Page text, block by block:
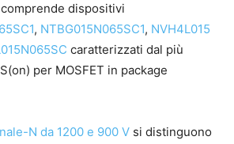
dispositivi
, NTBG015N065SC1, NVH4L015
caratterizzati dal più
per MOSFET in package
N da 1200 e 900 V si distinguono